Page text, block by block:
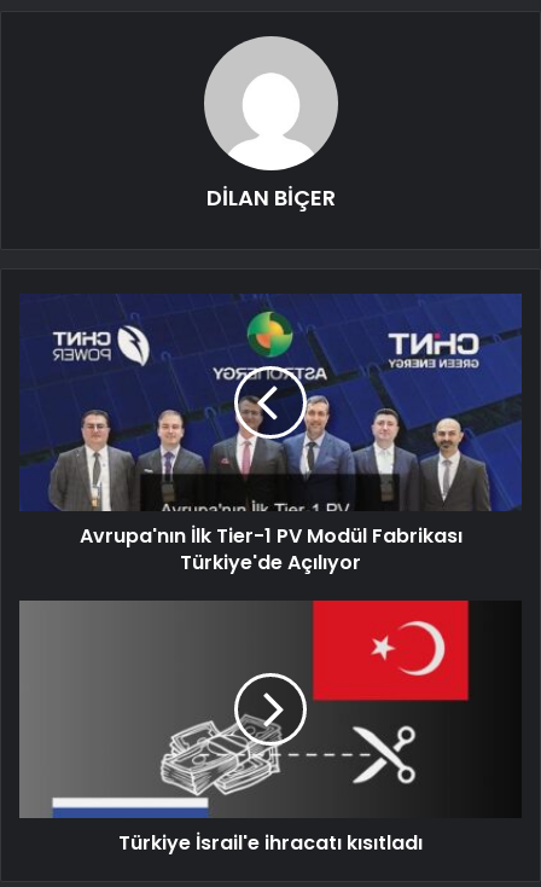
DİLAN BİÇER
Avrupa'nın İlk Tier-1 PV Modül Fabrikası
Türkiye'de Açılıyor
Türkiye İsrail'e ihracatı kısıtladı